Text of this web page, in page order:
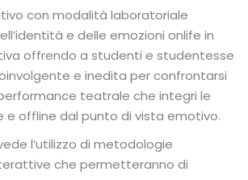
con modalità laboratoriale
e delle emozioni onlife in
offrendo a studenti e studentesse
e inedita per confrontarsi
teatrale che integri le
e offline dal punto di vista emotivo.
l’utilizzo di metodologie
che permetteranno di